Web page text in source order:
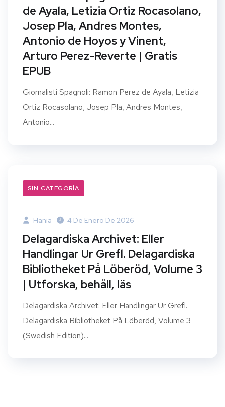
de Ayala, Letizia Ortiz Rocasolano,
Josep Pla, Andres Montes,
Antonio de Hoyos y Vinent,
Arturo Perez-Reverte | Gratis
EPUB
Giornalisti Spagnoli: Ramon Perez de Ayala, Letizia
Ortiz Rocasolano, Josep Pla, Andres Montes,
Antonio...
SIN CATEGORÍA
Hania 4 De Enero De 2026
Delagardiska Archivet: Eller
Handlingar Ur Grefl. Delagardiska
Bibliotheket På Löberöd, Volume 3
| Utforska, behåll, läs
Delagardiska Archivet: Eller Handlingar Ur Grefl.
Delagardiska Bibliotheket På Löberöd, Volume 3
(Swedish Edition)...